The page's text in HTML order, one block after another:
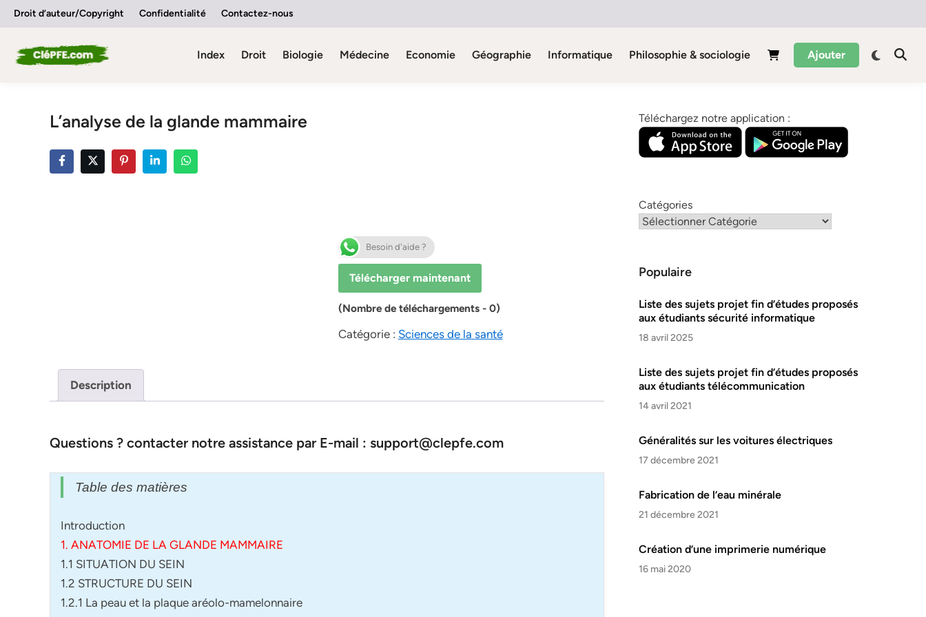
SkipDroit d’auteur/Copyright Confidentialité Contactez-nous
Index Droit Biologie Médecine Economie Géographie Informatique Philosophie & sociologie Ajouter
L’analyse de la glande mammaire
Besoin d'aide ?
Télécharger maintenant
(Nombre de téléchargements - 0)
Catégorie : Sciences de la santé
Description
Questions ? contacter notre assistance par E-mail : support@clepfe.com
Table des matières
Introduction
1. ANATOMIE DE LA GLANDE MAMMAIRE
1.1 SITUATION DU SEIN
1.2 STRUCTURE DU SEIN
1.2.1 La peau et la plaque aréolo-mamelonnaire
Téléchargez notre application :
Catégories
Populaire
Liste des sujets projet fin d’études proposés
aux étudiants sécurité informatique
18 avril 2025
Liste des sujets projet fin d’études proposés
aux étudiants télécommunication
14 avril 2021
Généralités sur les voitures électriques
17 décembre 2021
Fabrication de l’eau minérale
21 décembre 2021
Création d’une imprimerie numérique
16 mai 2020